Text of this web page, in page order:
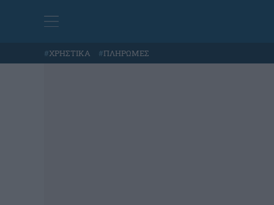
#ΧΡΗΣΤΙΚΑ #ΠΛΗΡΩΜΕΣ